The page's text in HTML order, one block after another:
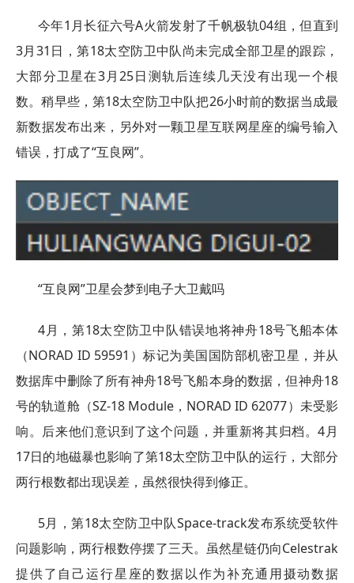
今年1月长征六号A火箭发射了千帆极轨04组，但直到
3月31日，第18太空防卫中队尚未完成全部卫星的跟踪，
大部分卫星在3月25日测轨后连续几天没有出现一个根
数。稍早些，第18太空防卫中队把26小时前的数据当成最
新数据发布出来，另外对一颗卫星互联网星座的编号输入
错误，打成了“互良网”。
“互良网”卫星会梦到电子大卫戴吗
4月，第18太空防卫中队错误地将神舟18号飞船本体
（NORAD ID 59591）标记为美国国防部机密卫星，并从
数据库中删除了所有神舟18号飞船本身的数据，但神舟18
号的轨道舱（SZ-18 Module，NORAD ID 62077）未受影
响。后来他们意识到了这个问题，并重新将其归档。4月
17日的地磁暴也影响了第18太空防卫中队的运行，大部分
两行根数都出现误差，虽然很快得到修正。
5月，第18太空防卫中队Space-track发布系统受软件
问题影响，两行根数停摆了三天。虽然星链仍向Celestrak
提供了自己运行星座的数据以作为补充通用摄动数据